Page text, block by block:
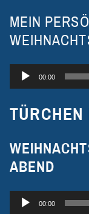
MEIN
Audio-
00:00
TÜRCHEN
ABEND
Audio-
00:00